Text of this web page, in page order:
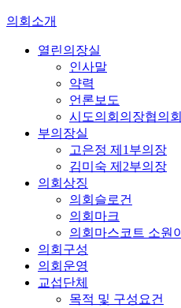
의회소개
열린의장실
인사말
약력
언론보도
시도의회의장협의회
부의장실
고은정 제1부의장
김미숙 제2부의장
의회상징
의회슬로건
의회마크
의회마스코트 소원이
의회구성
의회운영
교섭단체
목적 및 구성요건